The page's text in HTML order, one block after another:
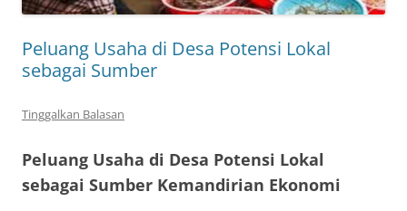
Peluang Usaha di Desa Potensi Lokal
sebagai Sumber
Tinggalkan Balasan
Peluang Usaha di Desa Potensi Lokal
sebagai Sumber Kemandirian Ekonomi